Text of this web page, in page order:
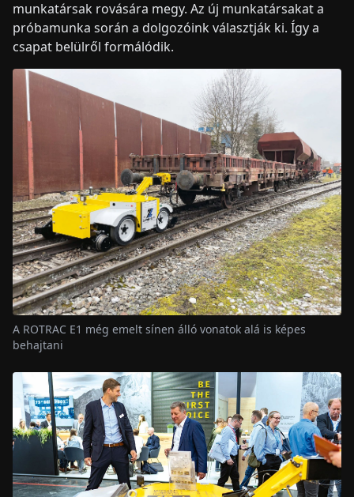
munkatársak rovására megy. Az új munkatársakat a
próbamunka során a dolgozóink választják ki. Így a
csapat belülről formálódik.
A ROTRAC E1 még emelt sínen álló vonatok alá is képes
behajtani